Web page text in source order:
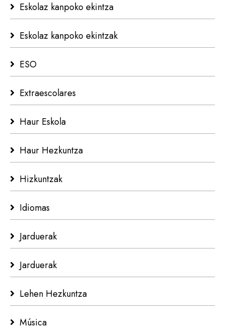
Eskolaz kanpoko ekintza
Eskolaz kanpoko ekintzak
ESO
Extraescolares
Haur Eskola
Haur Hezkuntza
Hizkuntzak
Idiomas
Jarduerak
Jarduerak
Lehen Hezkuntza
Música